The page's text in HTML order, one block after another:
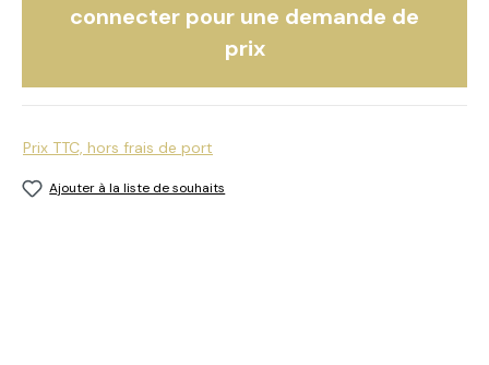
connecter pour une demande de
prix
Prix TTC, hors frais de port
Ajouter à la liste de souhaits